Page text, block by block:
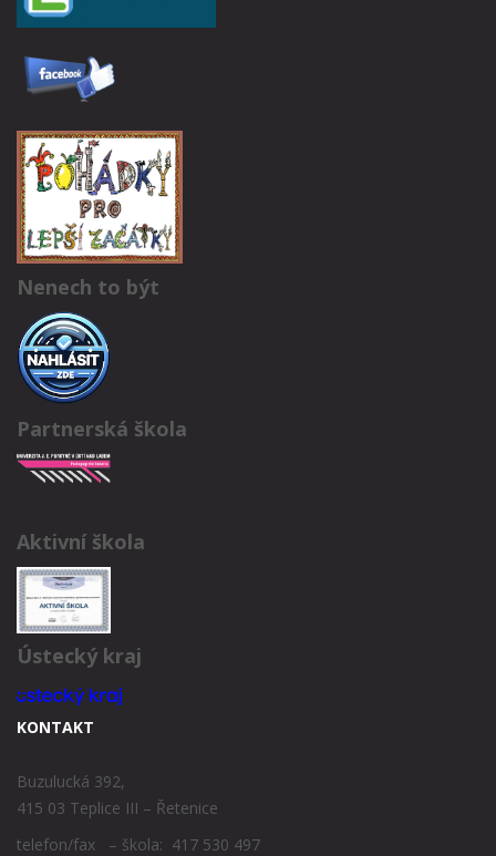
Nenech to být
Partnerská škola
Aktivní škola
Ústecký kraj
KONTAKT
Buzulucká 392,
415 03 Teplice III – Řetenice
telefon/fax – škola: 417 530 497